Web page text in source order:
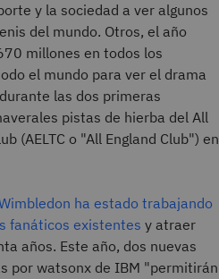
y la sociedad a ver algunos
del mundo. Otros, el año
millones en todos los
el mundo para ver el drama
las dos primeras
pistas de hierba del All
(AELTC o "All England Club") en
ha estado trabajando
fanáticos existentes y atraer
años. Este año, dos nuevas
por watsonx de IBM "permitirán